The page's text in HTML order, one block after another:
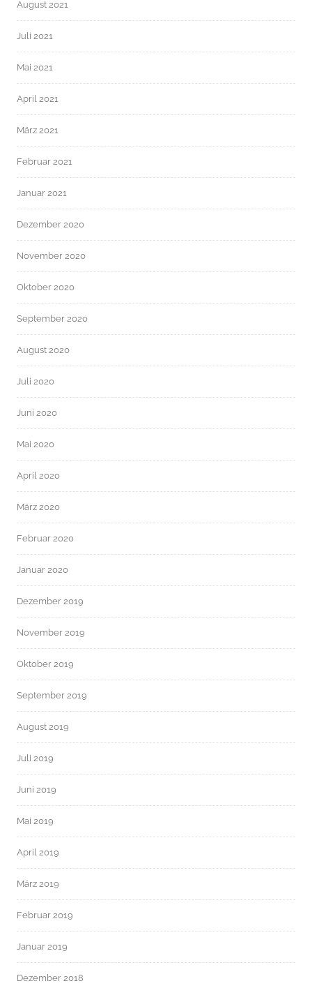
August 2021
Juli 2021
Mai 2021
April 2021
März 2021
Februar 2021
Januar 2021
Dezember 2020
November 2020
Oktober 2020
September 2020
August 2020
Juli 2020
Juni 2020
Mai 2020
April 2020
März 2020
Februar 2020
Januar 2020
Dezember 2019
November 2019
Oktober 2019
September 2019
August 2019
Juli 2019
Juni 2019
Mai 2019
April 2019
März 2019
Februar 2019
Januar 2019
Dezember 2018